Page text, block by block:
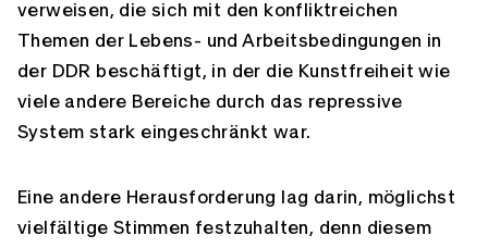
verweisen, die sich mit den konfliktreichen
Themen der Lebens- und Arbeitsbedingungen in
der DDR beschäftigt, in der die Kunstfreiheit wie
viele andere Bereiche durch das repressive
System stark eingeschränkt war.
Eine andere Herausforderung lag darin, möglichst
vielfältige Stimmen festzuhalten, denn diesem